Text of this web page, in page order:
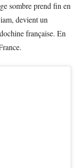
sombre prend fin en
devient un
française. En